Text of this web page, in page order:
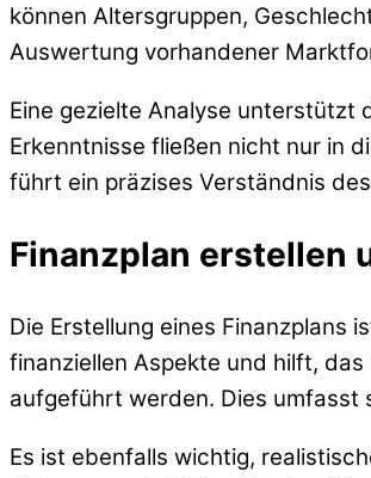
können Altersgruppen,
Auswertung vorhandener
Eine gezielte Analyse unterstützt
Erkenntnisse fließen nicht nur in
führt ein präzises Verständnis
Finanzplan erstellen
Die Erstellung eines Finanzplans
finanziellen Aspekte und hilft,
aufgeführt werden. Dies umfasst
Es ist ebenfalls wichtig,